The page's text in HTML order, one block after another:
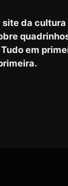
site da cultura
em